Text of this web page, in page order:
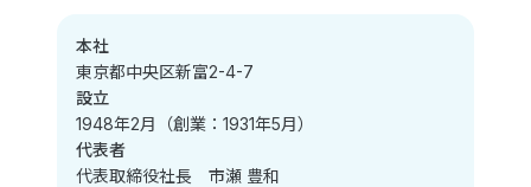
本社
東京都中央区新富2-4-7
設立
1948年2月（創業：1931年5月）
代表者
代表取締役社長 市瀬 豊和